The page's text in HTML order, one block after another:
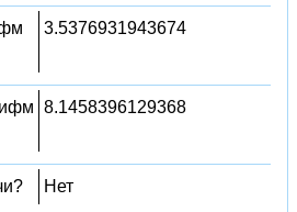
3.5376931943674
8.1458396129368
Нет